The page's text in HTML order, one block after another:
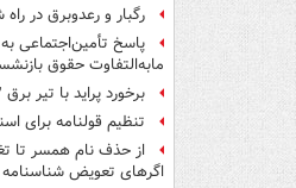
رگبار و رعدوبرق در
پاسخ تأمین‌اجتماعی
مابه‌التفاوت حقوق
برخورد پراید با تیر برق ۲ فوتی بر جای گذاشت
تنظیم قولنامه برای
از حذف نام همسر تا
اگرهای تعویض شناسنامه